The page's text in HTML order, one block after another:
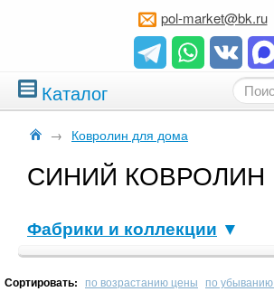
pol-market@bk.ru
Каталог
→ Ковролин для дома
СИНИЙ КОВРОЛИН
Фабрики и коллекции ▼
Сортировать: по возрастанию цены по